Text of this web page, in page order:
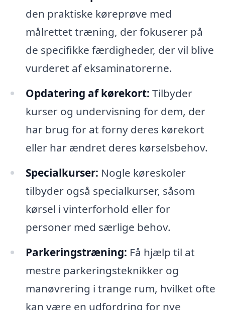
den praktiske køreprøve med
målrettet træning, der fokuserer på
de specifikke færdigheder, der vil blive
vurderet af eksaminatorerne.
Opdatering af kørekort: Tilbyder
kurser og undervisning for dem, der
har brug for at forny deres kørekort
eller har ændret deres kørselsbehov.
Specialkurser: Nogle køreskoler
tilbyder også specialkurser, såsom
kørsel i vinterforhold eller for
personer med særlige behov.
Parkeringstræning: Få hjælp til at
mestre parkeringsteknikker og
manøvrering i trange rum, hvilket ofte
kan være en udfordring for nye